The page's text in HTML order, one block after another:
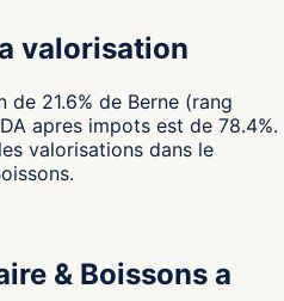
valorisation
21.6% de Berne (rang
apres impots est de 78.4%.
valorisations dans le
& Boissons a